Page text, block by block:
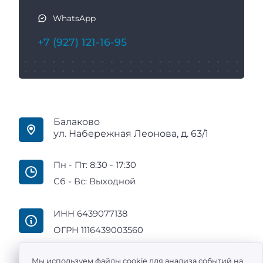
WhatsApp
+7 (927) 121-16-95
Балаково
ул. Набережная Леонова, д. 63/1
Пн - Пт: 8:30 - 17:30
Сб - Вс: Выходной
ИНН 6439077138
ОГРН 1116439003560
Мы используем файлы cookie для анализа событий на